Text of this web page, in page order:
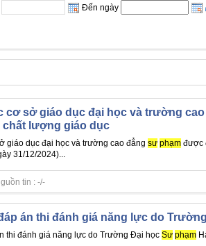
Đến ngày
cơ sở giáo dục đại học và trường
chất lượng giáo dục
giáo dục đại học và trường cao đẳng sư phạmđược
31/12/2024)...
tin : -/-
án thi đánh giá năng lực do
thi đánh giá năng lực do Trường Đại học Sư phạm